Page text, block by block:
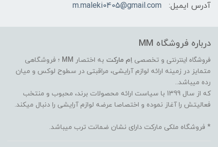
آدرس ایمیل:
m.maleki0405@gmail.com
درباره فروشگاه MM
فروشگاه اینترنتی و تخصصی اِم مارکت به اختصار MM ؛ فروشگاهی
متمایز در زمینه ارائه لوازم آرایشی، مراقبتی در سطوح لوکس و میان
رده میباشد..
که از سال 1399 با سیاست ارائه محصولات برند، محبوب و منتخب
فعالیتش را آغاز نموده و اختصاصا عرضه لوازم آرایشی را دنبال میکند.
* فروشگاه ملکی مارکت دارای نشان ضمانت ترب میباشد.